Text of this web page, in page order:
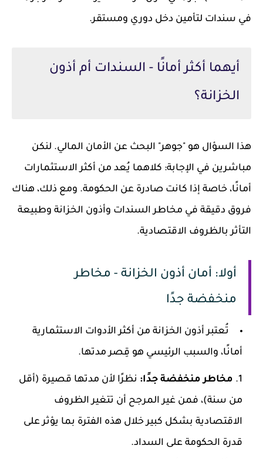
في سندات لتأمين دخل دوري ومستقر.
أيهما أكثر أمانًا - السندات أم أذون
الخزانة؟
هذا السؤال هو "جوهر" البحث عن الأمان المالي. لنكن
مباشرين في الإجابة: كلاهما يُعد من أكثر الاستثمارات
أمانًا، خاصة إذا كانت صادرة عن الحكومة. ومع ذلك، هناك
فروق دقيقة في مخاطر السندات وأذون الخزانة وطبيعة
التأثر بالظروف الاقتصادية.
أولا: أمان أذون الخزانة - مخاطر
منخفضة جدًا
تُعتبر أذون الخزانة من أكثر الأدوات الاستثمارية
أمانًا، والسبب الرئيسي هو قِصر مدتها.
مخاطر منخفضة جدًا: نظرًا لأن مدتها قصيرة (أقل
من سنة)، فمن غير المرجح أن تتغير الظروف
الاقتصادية بشكل كبير خلال هذه الفترة بما يؤثر على
قدرة الحكومة على السداد.